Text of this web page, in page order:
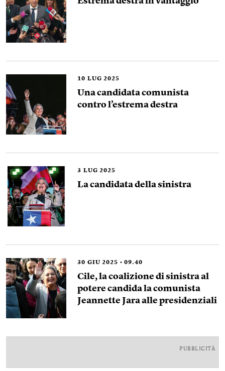
10 LUG 2025
Una candidata comunista
contro l’estrema destra
3 LUG 2025
La candidata della sinistra
30 GIU 2025 09.40
Cile, la coalizione di sinistra al
potere candida la comunista
Jeannette Jara alle presidenziali
PUBBLICITÀ